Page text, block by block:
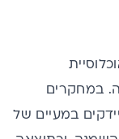
במחקרים
במעיים של